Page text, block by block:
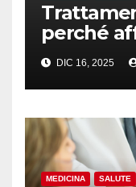
perché
sicurezza
DIC 16, 2025
MEDICINA SALUTE